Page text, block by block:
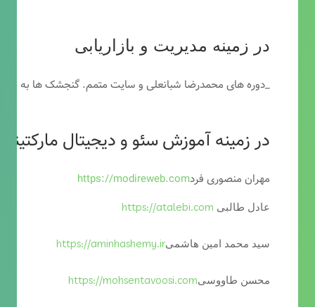
در زمینه مدیریت و بازاریابی
_دوره های محمدرضا شبانعلی و سایت متمم. گنجشک ها به
در زمینه آموزش سئو و دیجیتال
مهران منصوری فردhttps://modireweb.com
عادل طالبی https://atalebi.com
سید محمد امین هاشمیhttps://aminhashemy.ir
محسن طاووسیhttps://mohsentavoosi.com